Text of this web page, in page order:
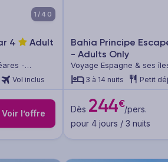
1/40
4
Adult
-
Vol inclus
Voir l’offre
Bahia Principe
- Adults Only
Voyage Espagne & ses
Majorque
3 à 14 nuits Petit
Dès 244€/pers.
pour 4 jours / 3 nuits